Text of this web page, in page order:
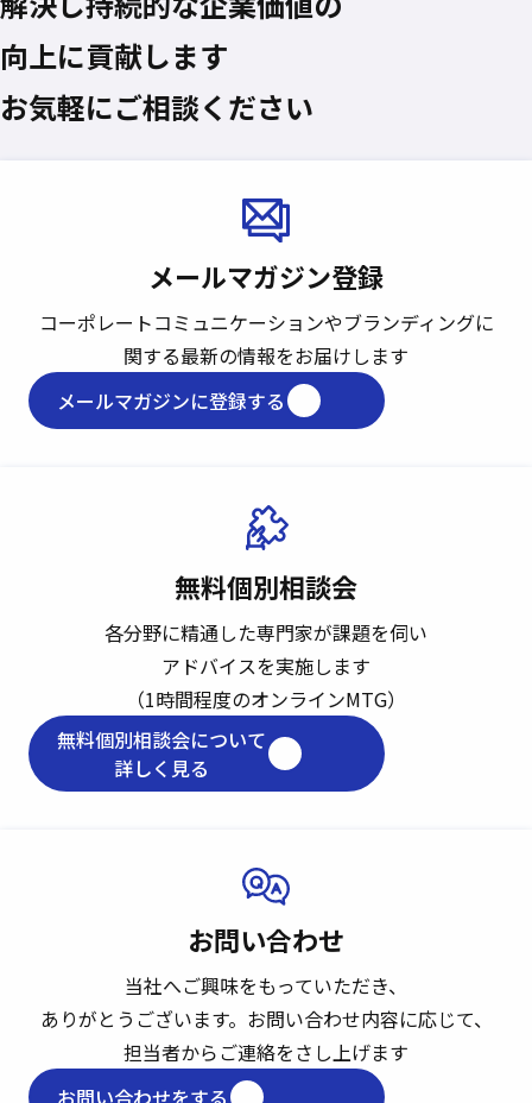
向上に貢献します
お気軽にご相談ください
メールマガジン登録
コーポレートコミュニケーションやブランディングに
関する最新の情報をお届けします
メールマガジンに登録する
無料個別相談会
各分野に精通した専門家が課題を伺い
アドバイスを実施します
（1時間程度のオンラインMTG）
無料個別相談会について
詳しく見る
お問い合わせ
当社へご興味をもっていただき、
ありがとうございます。 お問い合わせ内容に応じて、
担当者からご連絡をさし上げます
お問い合わせをする